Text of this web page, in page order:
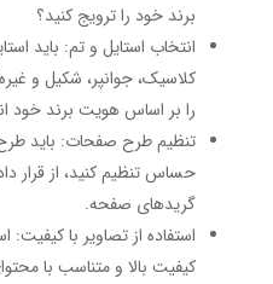
برند خود را ترویج کنید؟
انتخاب استایل و تم: باید
کلاسیک، جوانپر، شکیل و
را بر اساس هویت برند خود
تنظیم طرح صفحات: باید
حساس تنظیم کنید، از قرار
گرید‌های صفحه.
استفاده از تصاویر با کیفیت:
کیفیت بالا و متناسب با